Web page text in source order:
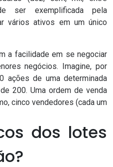
ser exemplificada pela
vários ativos em um único
a facilidade em se negociar
negócios. Imagine, por
ações de uma determinada
200. Uma ordem de venda
cinco vendedores (cada um
dos lotes